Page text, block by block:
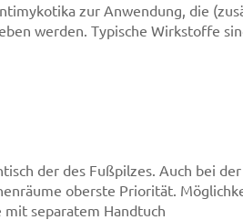
zur Anwendung, die
werden. Typische Wirkstoffe
der des Fußpilzes. Auch bei
oberste Priorität.
separatem Handtuch